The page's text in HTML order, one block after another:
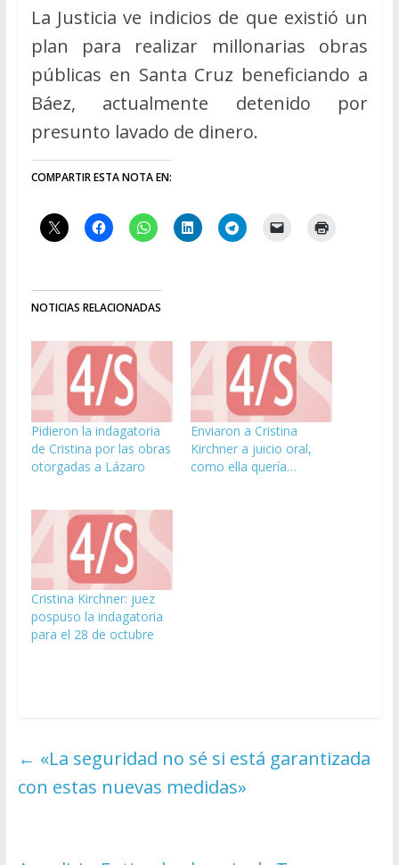
La Justicia ve indicios de que existió un
plan para realizar millonarias obras
públicas en Santa Cruz beneficiando a
Báez, actualmente detenido por
presunto lavado de dinero.
COMPARTIR ESTA NOTA EN:
NOTICIAS RELACIONADAS
Pidieron la indagatoria
de Cristina por las obras
otorgadas a Lázaro
Enviaron a Cristina
Kirchner a juicio oral,
como ella quería…
Cristina Kirchner: juez
pospuso la indagatoria
para el 28 de octubre
← «La seguridad no sé si está garantizada
con estas nuevas medidas»